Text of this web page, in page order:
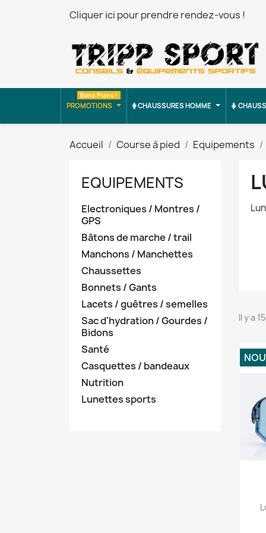
Cliquer ici pour prendre rendez-vous !
PROMOTIONS
Bons Plans !
CHAUSSURES HOMME
Accueil Course à pied Equipements
EQUIPEMENTS
Electroniques / Montres /
GPS
Bâtons de marche / trail
Manchons / Manchettes
Chaussettes
Bonnets / Gants
Lacets / guêtres / semelles
Sac d'hydration / Gourdes /
Bidons
Santé
Casquettes / bandeaux
Nutrition
Lunettes sports
Il y a